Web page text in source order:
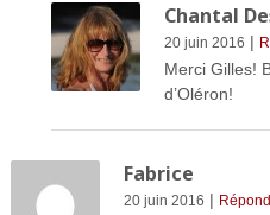
Chantal
20 juin 2016 |
Merci Gilles!
d’Oléron!
Fabrice
20 juin 2016 |